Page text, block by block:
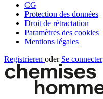
CG
Protection des données
Droit de rétractation
Paramètres des cookies
Mentions légales
Registrieren oder Se connecter